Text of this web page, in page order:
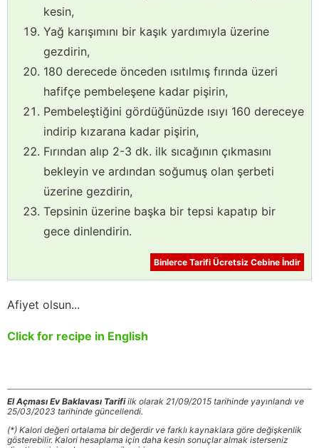
kesin,
Yağ karışımını bir kaşık yardımıyla üzerine
gezdirin,
180 derecede önceden ısıtılmış fırında üzeri
hafifçe pembeleşene kadar pişirin,
Pembeleştiğini gördüğünüzde ısıyı 160 dereceye
indirip kızarana kadar pişirin,
Fırından alıp 2-3 dk. ilk sıcağının çıkmasını
bekleyin ve ardından soğumuş olan şerbeti
üzerine gezdirin,
Tepsinin üzerine başka bir tepsi kapatıp bir
gece dinlendirin.
Binlerce Tarifi Ücretsiz Cebine İndir
Afiyet olsun...
Click for recipe in English
El Açması Ev Baklavası Tarifiilk olarak 21/09/2015 tarihinde yayınlandı ve
25/03/2023 tarihinde güncellendi.
(*) Kalori değeri ortalama bir değerdir ve farklı kaynaklara göre değişkenlik
gösterebilir. Kalori hesaplama için daha kesin sonuçlar almak isterseniz